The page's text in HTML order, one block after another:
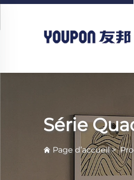
Série
Page d’accueil>